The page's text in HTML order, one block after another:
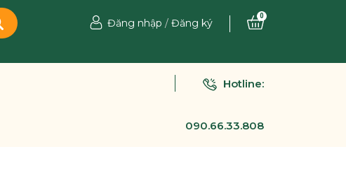
Đăng nhập / Đăng ký
0
Hotline:
090.66.33.808